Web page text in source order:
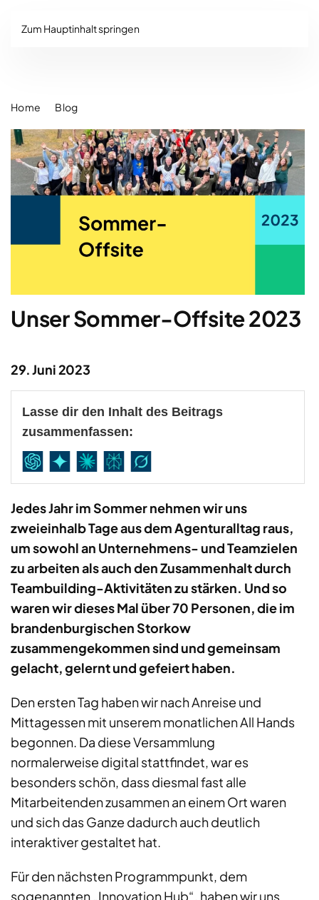
Zum Hauptinhalt springen
Home Blog
Unser Sommer-Offsite 2023
29. Juni 2023
Lasse dir den Inhalt des Beitrags
zusammenfassen:
Jedes Jahr im Sommer nehmen wir uns
zweieinhalb Tage aus dem Agenturalltag raus,
um sowohl an Unternehmens- und Teamzielen
zu arbeiten als auch den Zusammenhalt durch
Teambuilding-Aktivitäten zu stärken. Und so
waren wir dieses Mal über 70 Personen, die im
brandenburgischen Storkow
zusammengekommen sind und gemeinsam
gelacht, gelernt und gefeiert haben.
Den ersten Tag haben wir nach Anreise und
Mittagessen mit unserem monatlichen All Hands
begonnen. Da diese Versammlung
normalerweise digital stattfindet, war es
besonders schön, dass diesmal fast alle
Mitarbeitenden zusammen an einem Ort waren
und sich das Ganze dadurch auch deutlich
interaktiver gestaltet hat.
Für den nächsten Programmpunkt, dem
sogenannten „Innovation Hub“, haben wir uns